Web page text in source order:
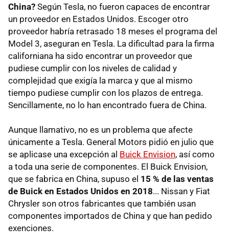
China? Según Tesla, no fueron capaces de encontrar
un proveedor en Estados Unidos. Escoger otro
proveedor habría retrasado 18 meses el programa del
Model 3, aseguran en Tesla. La dificultad para la firma
californiana ha sido encontrar un proveedor que
pudiese cumplir con los niveles de calidad y
complejidad que exigía la marca y que al mismo
tiempo pudiese cumplir con los plazos de entrega.
Sencillamente, no lo han encontrado fuera de China.
Aunque llamativo, no es un problema que afecte
únicamente a Tesla. General Motors pidió en julio que
se aplicase una excepción al Buick Envision, así como
a toda una serie de componentes. El Buick Envision,
que se fabrica en China, supuso el 15 % de las ventas
de Buick en Estados Unidos en 2018... Nissan y Fiat
Chrysler son otros fabricantes que también usan
componentes importados de China y que han pedido
exenciones.